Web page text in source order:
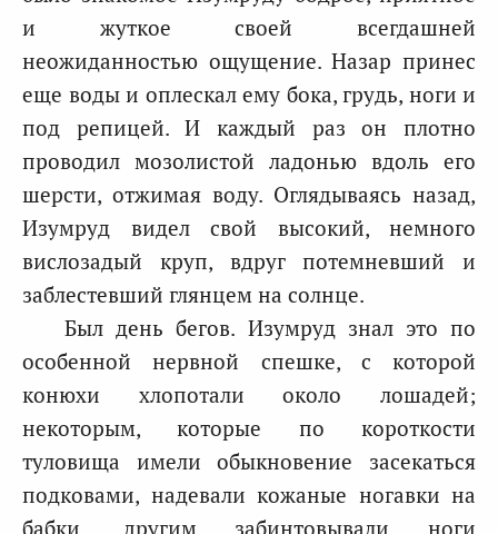
и жуткое своей всегдашней
неожиданностью ощущение. Назар принес
еще воды и оплескал ему бока, грудь, ноги и
под репицей. И каждый раз он плотно
проводил мозолистой ладонью вдоль его
шерсти, отжимая воду. Оглядываясь назад,
Изумруд видел свой высокий, немного
вислозадый круп, вдруг потемневший и
заблестевший глянцем на солнце.
Был день бегов. Изумруд знал это по
особенной нервной спешке, с которой
конюхи хлопотали около лошадей;
некоторым, которые по короткости
туловища имели обыкновение засекаться
подковами, надевали кожаные ногавки на
бабки, другим забинтовывали ноги